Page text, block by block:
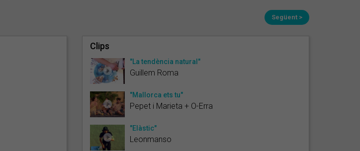
Següent >
Clips
"La tendència natural"
Guillem Roma
"Mallorca ets tu"
Pepet i Marieta + O-Erra
"Elàstic"
Leonmanso